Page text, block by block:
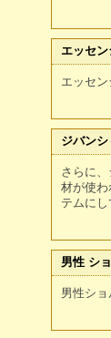
エッセ
エッセ
ジバン
さらに
材が使
テムにし
男性 シ
男性シ